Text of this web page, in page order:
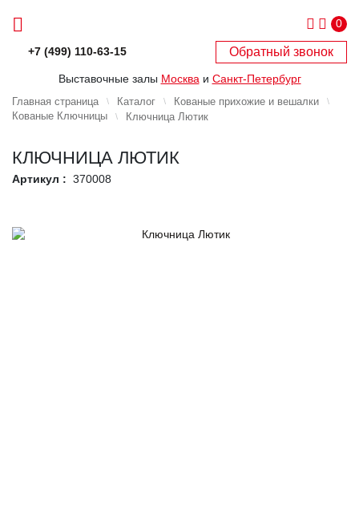
0
+7 (499) 110-63-15 Обратный звонок
Выставочные залы Москва и Санкт-Петербург
Главная страница Каталог
Кованые прихожие и вешалки
Кованые Ключницы
Ключница Лютик
КЛЮЧНИЦА ЛЮТИК
Артикул : 370008